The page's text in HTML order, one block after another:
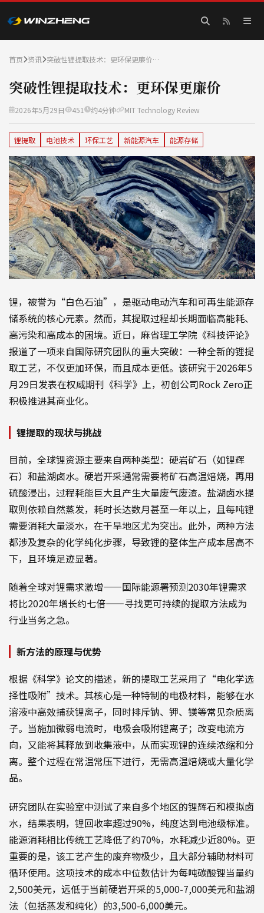
首页 资讯 突破性锂提取技术：更环保更廉价…
突破性锂提取技术：更环保更廉价
2026年5月29日 451 约4分钟 MIT Technology Review
锂提取 电池技术 环保工艺 新能源汽车 能源存储
锂，被誉为“白色石油”，是驱动电动汽车和可再生能源存
储系统的核心元素。然而，其提取过程却长期面临高能耗、
高污染和高成本的困境。近日，麻省理工学院《科技评论》
报道了一项来自国际研究团队的重大突破：一种全新的锂提
取工艺，不仅更加环保，而且成本更低。该研究于2026年5
月29日发表在权威期刊《科学》上，初创公司Rock Zero正
积极推进其商业化。
锂提取的现状与挑战
目前，全球锂资源主要来自两种类型：硬岩矿石（如锂辉
石）和盐湖卤水。硬岩开采通常需要将矿石高温焙烧，再用
硫酸浸出，过程耗能巨大且产生大量废气废渣。盐湖卤水提
取则依赖自然蒸发，耗时长达数月甚至一年以上，且每吨锂
需要消耗大量淡水，在干旱地区尤为突出。此外，两种方法
都涉及复杂的化学纯化步骤，导致锂的整体生产成本居高不
下，且环境足迹显著。
随着全球对锂需求激增——国际能源署预测2030年锂需求
将比2020年增长约七倍——寻找更可持续的提取方法成为
行业当务之急。
新方法的原理与优势
根据《科学》论文的描述，新的提取工艺采用了“电化学选
择性吸附”技术。其核心是一种特制的电极材料，能够在水
溶液中高效捕获锂离子，同时排斥钠、钾、镁等常见杂质离
子。当施加微弱电流时，电极会吸附锂离子；改变电流方
向，又能将其释放到收集液中，从而实现锂的连续浓缩和分
离。整个过程在常温常压下进行，无需高温焙烧或大量化学
品。
研究团队在实验室中测试了来自多个地区的锂辉石和模拟卤
水，结果表明，锂回收率超过90%，纯度达到电池级标准。
能源消耗相比传统工艺降低了约70%，水耗减少近80%。更
重要的是，该工艺产生的废弃物极少，且大部分辅助材料可
循环使用。这项技术的成本中位数估计为每吨碳酸锂当量约
2,500美元，远低于当前硬岩开采的5,000-7,000美元和盐湖
法（包括蒸发和纯化）的3,500-6,000美元。